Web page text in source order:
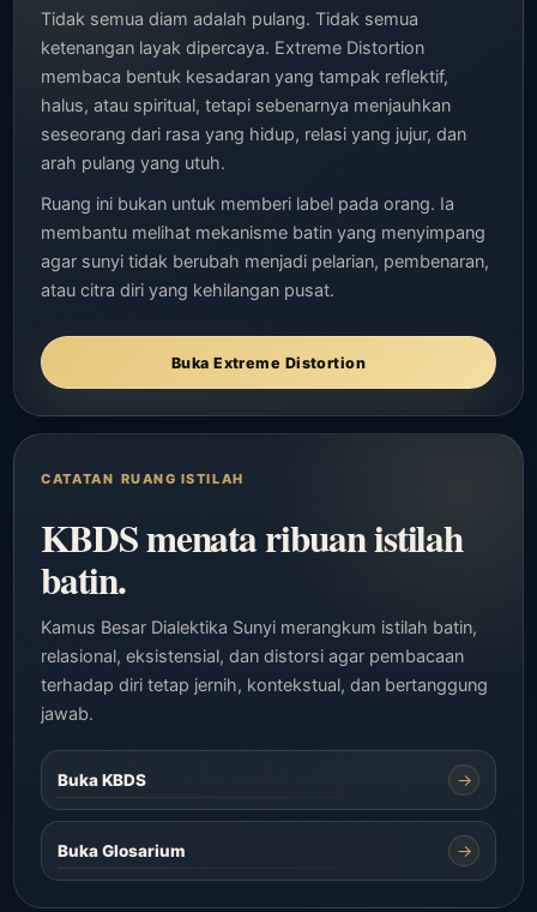
Tidak semua diam adalah pulang. Tidak semua
ketenangan layak dipercaya. Extreme Distortion
membaca bentuk kesadaran yang tampak reflektif,
halus, atau spiritual, tetapi sebenarnya menjauhkan
seseorang dari rasa yang hidup, relasi yang jujur, dan
arah pulang yang utuh.
Ruang ini bukan untuk memberi label pada orang. Ia
membantu melihat mekanisme batin yang menyimpang
agar sunyi tidak berubah menjadi pelarian, pembenaran,
atau citra diri yang kehilangan pusat.
Buka Extreme Distortion
RUANG ISTILAH
KBDS menata ribuan istilah
batin.
Kamus Besar Dialektika Sunyi merangkum istilah batin,
relasional, eksistensial, dan distorsi agar pembacaan
terhadap diri tetap jernih, kontekstual, dan bertanggung
jawab.
Buka KBDS →
Buka Glosarium →